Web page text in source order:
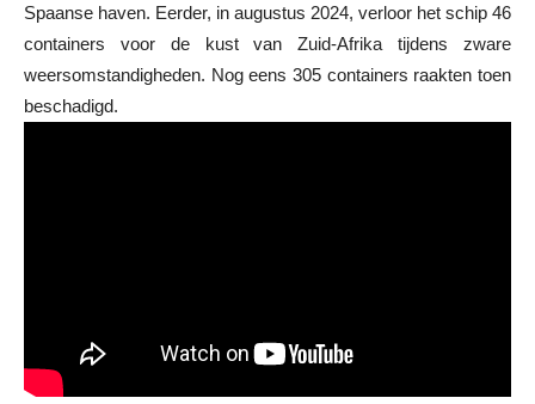
Spaanse haven. Eerder, in augustus 2024, verloor het schip 46
containers voor de kust van Zuid-Afrika tijdens zware
weersomstandigheden. Nog eens 305 containers raakten toen
beschadigd.